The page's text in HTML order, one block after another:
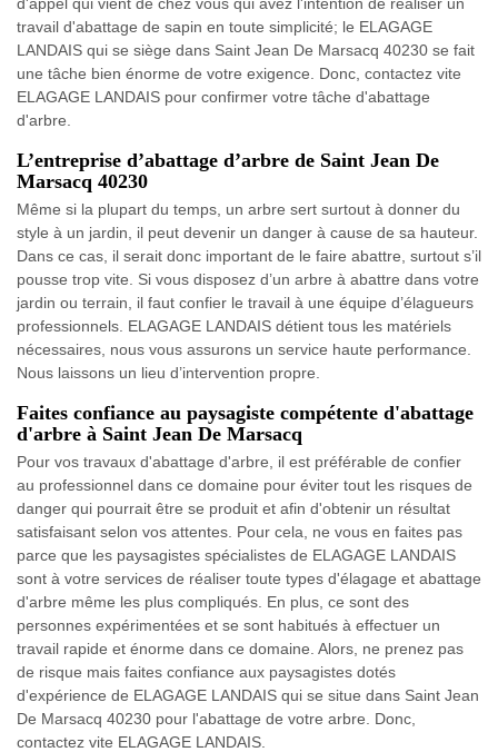
travail d'abattage de sapin en toute simplicité; le ELAGAGE
LANDAIS qui se siège dans Saint Jean De Marsacq 40230 se fait
une tâche bien énorme de votre exigence. Donc, contactez vite
ELAGAGE LANDAIS pour confirmer votre tâche d'abattage
d'arbre.
L’entreprise d’abattage d’arbre de Saint Jean De
Marsacq 40230
Même si la plupart du temps, un arbre sert surtout à donner du
style à un jardin, il peut devenir un danger à cause de sa hauteur.
Dans ce cas, il serait donc important de le faire abattre, surtout s’il
pousse trop vite. Si vous disposez d’un arbre à abattre dans votre
jardin ou terrain, il faut confier le travail à une équipe d’élagueurs
professionnels. ELAGAGE LANDAIS détient tous les matériels
nécessaires, nous vous assurons un service haute performance.
Nous laissons un lieu d’intervention propre.
Faites confiance au paysagiste compétente d'abattage
d'arbre à Saint Jean De Marsacq
Pour vos travaux d'abattage d'arbre, il est préférable de confier
au professionnel dans ce domaine pour éviter tout les risques de
danger qui pourrait être se produit et afin d'obtenir un résultat
satisfaisant selon vos attentes. Pour cela, ne vous en faites pas
parce que les paysagistes spécialistes de ELAGAGE LANDAIS
sont à votre services de réaliser toute types d'élagage et abattage
d'arbre même les plus compliqués. En plus, ce sont des
personnes expérimentées et se sont habitués à effectuer un
travail rapide et énorme dans ce domaine. Alors, ne prenez pas
de risque mais faites confiance aux paysagistes dotés
d'expérience de ELAGAGE LANDAIS qui se situe dans Saint Jean
De Marsacq 40230 pour l'abattage de votre arbre. Donc,
contactez vite ELAGAGE LANDAIS.